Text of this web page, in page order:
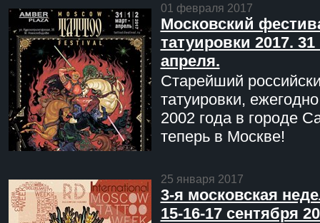
01 февраля 2017
Московский
татуировки 2017. 31
апреля.
Старейший
татуировки,
2002 года в городе
теперь в Москве!
25 января 2017
3-я московская
15-16-17 сентября